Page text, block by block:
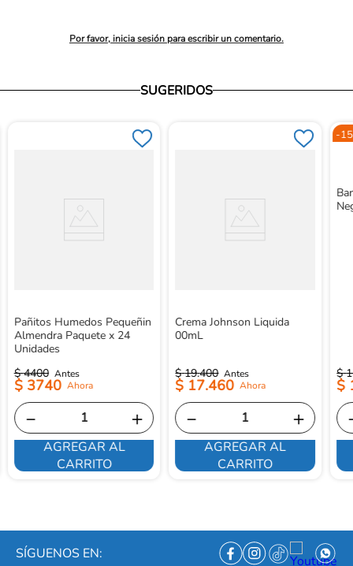
Por favor, inicia sesión para escribir un comentario.
SUGERIDOS
Pañitos Humedos Pequeñin
Almendra Paquete x 24
Unidades
$ 4400
$ 3740
＋
－
AGREGAR AL
CARRITO
Crema Johnson Liquida
00mL
$ 19.400
$ 17.460
＋
－
AGREGAR AL
CARRITO
-
$
$
SÍGUENOS EN: